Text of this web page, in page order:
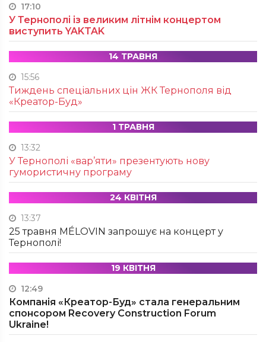
17:10
У Тернополі із великим літнім концертом
виступить YAKTAK
14 ТРАВНЯ
15:56
Тиждень спеціальних цін ЖК Тернополя від
«Креатор-Буд»
1 ТРАВНЯ
13:32
У Тернополі «вар’яти» презентують нову
гумористичну програму
24 КВІТНЯ
13:37
25 травня MÉLOVIN запрошує на концерт у
Тернополі!
19 КВІТНЯ
12:49
Компанія «Креатор-Буд» стала генеральним
спонсором Recovery Construction Forum
Ukraine!